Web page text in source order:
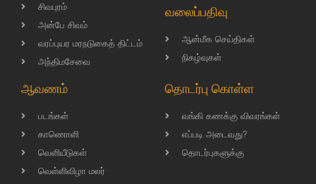
சிவபுரம்
அன்பே சிவம்
வரப்புயர மரநடுகைத் திட்டம்
அந்திமசேவை
வலைப்பதிவு
ஆன்மீக செய்திகள்
நிகழ்வுகள்
ஆவணம்
படங்கள்
காணொளி
வெளியீடுகள்
வெள்ளிவிழா மலர்
தொடர்பு கொள்ள
வங்கி கணக்கு விவரங்கள்
எப்படி அடைவது?
தொடர்புகளுக்கு